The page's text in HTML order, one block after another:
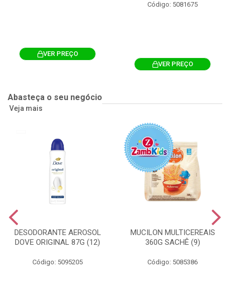
VER PREÇO
Código: 5081675
VER PREÇO
Abasteça o seu negócio
Veja mais
DESODORANTE AEROSOL
DOVE ORIGINAL 87G (12)
Código: 5095205
MUCILON MULTICEREAIS
360G SACHÊ (9)
Código: 5085386